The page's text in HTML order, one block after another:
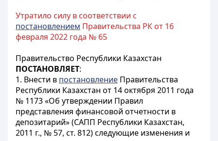
Утратило силу в соответствии с
постановлением Правительства РК от 16
февраля 2022 года № 65
Правительство Республики Казахстан
ПОСТАНОВЛЯЕТ:
1. Внести в постановление Правительства
Республики Казахстан от 14 октября 2011 года
№ 1173 «Об утверждении Правил
представления финансовой отчетности в
депозитарий» (САПП Республики Казахстан,
2011 г., № 57, ст. 812) следующие изменения и